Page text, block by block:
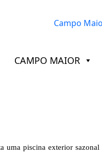
CAMPO MAIOR
uma piscina exterior sazonal